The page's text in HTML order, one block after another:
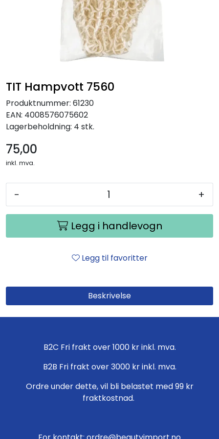
TIT Hampvott 7560
Produktnummer: 61230
EAN: 4008576075602
Lagerbeholdning: 4 stk.
75,00
inkl. mva.
- +
Legg i handlevogn
Legg til favoritter
Beskrivelse
B2C Fri frakt over 1000 kr inkl. mva.
B2B Fri frakt over 3000 kr inkl. mva.
Ordre under dette, vil bli belastet med 99 kr
fraktkostnad.